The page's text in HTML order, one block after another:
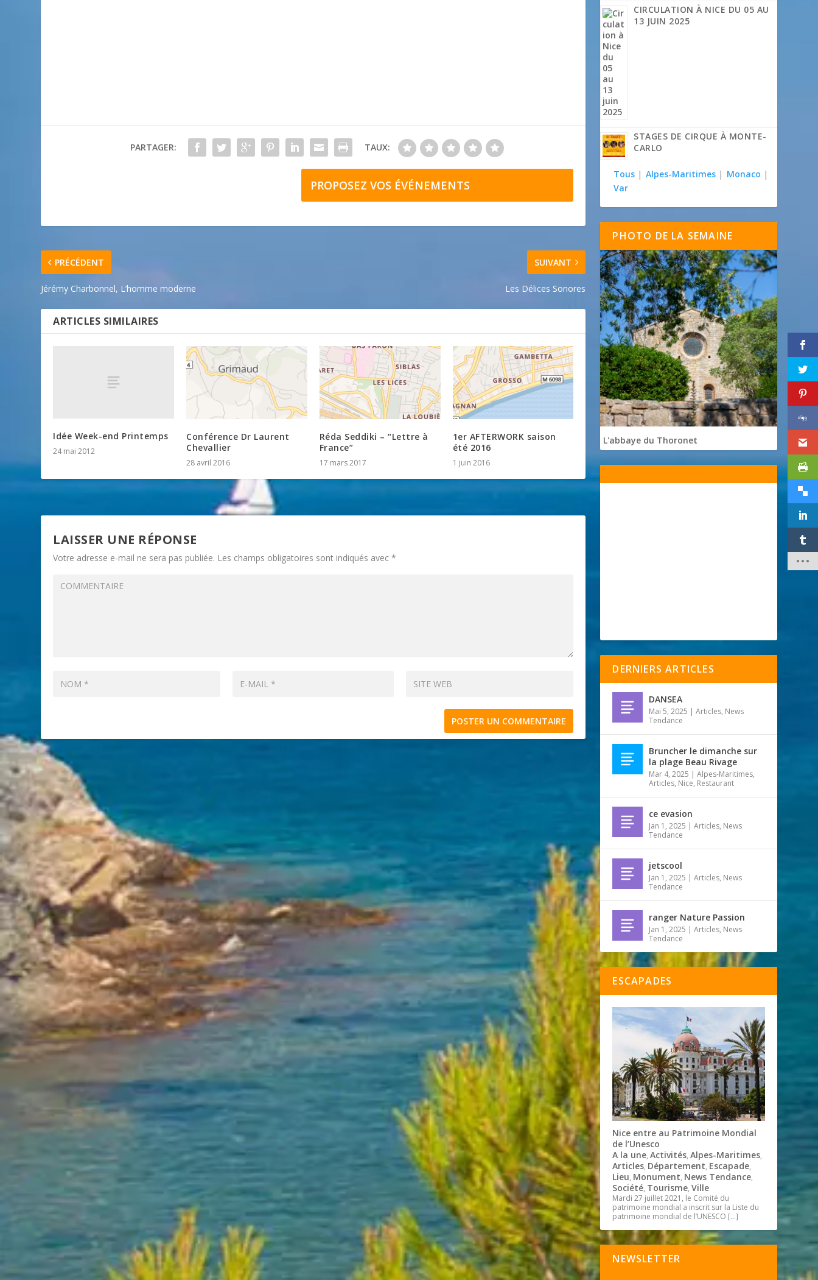
PARTAGER: TAUX:
PROPOSEZ VOS ÉVÉNEMENTS
PRÉCÉDENT
Jérémy Charbonnel, L’homme moderne
SUIVANT
Les Délices Sonores
ARTICLES SIMILAIRES
Idée Week-end Printemps
24 mai 2012
Conférence Dr Laurent
Chevallier
28 avril 2016
Réda Seddiki – “Lettre à
France”
17 mars 2017
1er AFTERWORK saison
été 2016
1 juin 2016
LAISSER UNE RÉPONSE
Votre adresse e-mail ne sera pas publiée. Les champs obligatoires sont indiqués avec*
CIRCULATION À NICE DU 05 AU
13 JUIN 2025
STAGES DE CIRQUE À MONTE-
CARLO
Tous | Alpes-Maritimes | Monaco |
Var
PHOTO DE LA SEMAINE
L'abbaye du Thoronet
DERNIERS ARTICLES
DANSEA
Mai 5, 2025 |Articles, News
Tendance
Bruncher le dimanche sur
la plage Beau Rivage
Mar 4, 2025 |Alpes-Maritimes,
Articles, Nice, Restaurant
ce evasion
Jan 1, 2025 |Articles, News
Tendance
jetscool
Jan 1, 2025 |Articles, News
Tendance
ranger Nature Passion
Jan 1, 2025 |Articles, News
Tendance
ESCAPADES
Nice entre au Patrimoine Mondial
de l’Unesco
A la une,Activités,Alpes-Maritimes,
Articles, Département, Escapade,
Lieu, Monument, News Tendance,
Société, Tourisme,Ville
Mardi 27 juillet 2021, le Comité du
patrimoine mondial a inscrit sur la Liste du
patrimoine mondial de l’UNESCO […]
NEWSLETTER